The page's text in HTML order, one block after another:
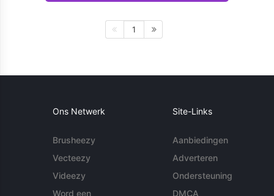
1
Ons Netwerk
Brusheezy
Vecteezy
Videezy
Word een
Site-Links
Aanbiedingen
Adverteren
Ondersteuning
DMCA